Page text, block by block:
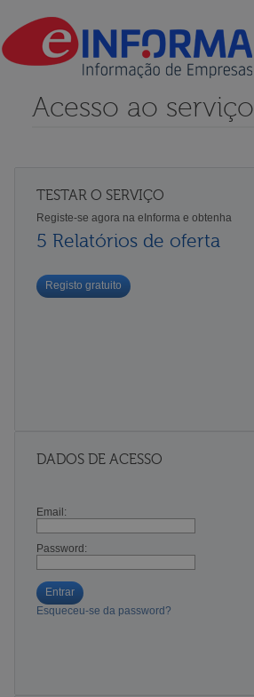
Acesso ao serviço
TESTAR O SERVIÇO
Registe-se agora na eInforma e obtenha
5 Relatórios de oferta
Registo gratuito
DADOS DE ACESSO
Email:
Password:
Entrar
Esqueceu-se da password?